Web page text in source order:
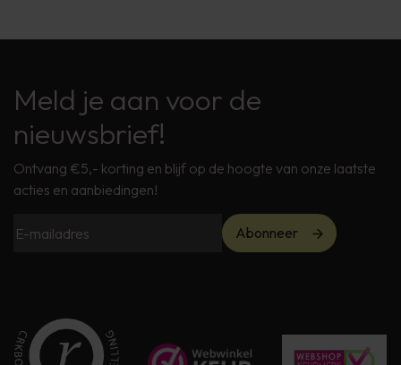
Meld je aan voor de
nieuwsbrief!
Ontvang €5,- korting en blijf op de hoogte van onze laatste
acties en aanbiedingen!
Abonneer